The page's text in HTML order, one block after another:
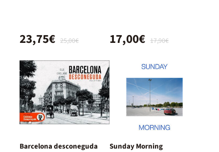
25,00€
23,75€ 17,90€
17,00€
Barcelona desconeguda Sunday Morning